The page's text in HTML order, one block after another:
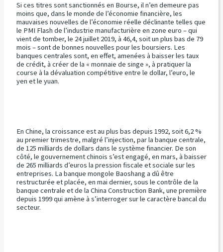
Si ces titres sont sanctionnés en Bourse, il n’en demeure pas
moins que, dans le monde de l’économie financière, les
mauvaises nouvelles de l’économie réelle déclinante telles que
le PMI Flash de l’industrie manufacturière en zone euro – qui
vient de tomber, le 24 juillet 2019, à 46,4, soit un plus bas de 79
mois – sont de bonnes nouvelles pour les boursiers. Les
banques centrales sont, en effet, amenées à baisser les taux
de crédit, à créer de la « monnaie de singe », à pratiquer la
course à la dévaluation compétitive entre le dollar, l’euro, le
yen et le yuan.
En Chine, la croissance est au plus bas depuis 1992, soit 6,2 %
au premier trimestre, malgré l’injection, par la banque centrale,
de 125 milliards de dollars dans le système financier. De son
côté, le gouvernement chinois s’est engagé, en mars, à baisser
de 265 milliards d’euros la pression fiscale et sociale sur les
entreprises. La banque mongole Baoshang a dû être
restructurée et placée, en mai dernier, sous le contrôle de la
banque centrale et de la China Construction Bank, une première
depuis 1999 qui amène à s’interroger sur le caractère bancal du
secteur.